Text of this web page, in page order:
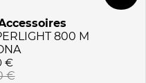
800 M
€
€